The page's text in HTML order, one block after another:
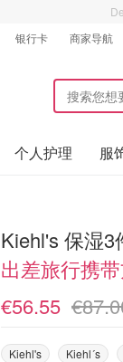
银行卡 商家导航
个人护理 服
Kiehl's 保湿3
出差旅行携
€56.55
Kiehl's Kiehl´s